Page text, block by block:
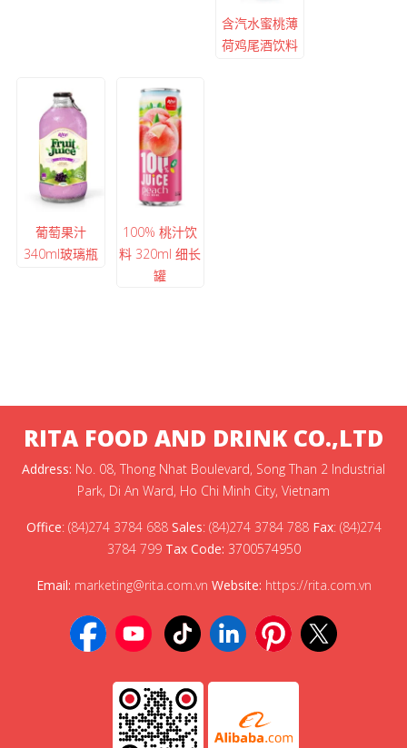
含汽水蜜桃薄
荷鸡尾酒饮料
葡萄果汁
340ml玻璃瓶
100% 桃汁饮
料 320ml 细长
罐
RITA FOOD AND DRINK CO.,LTD
Address: No. 08, Thong Nhat Boulevard, Song Than 2 Industrial
Park, Di An Ward, Ho Chi Minh City, Vietnam
Office: (84)274 3784 688 Sales: (84)274 3784 788 Fax: (84)274
3784 799 Tax Code: 3700574950
Email: marketing@rita.com.vn Website: https://rita.com.vn